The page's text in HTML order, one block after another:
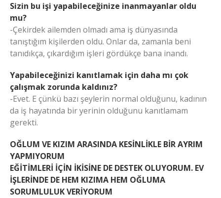
Sizin bu işi yapabileceğinize inanmayanlar oldu
mu?
-Çekirdek ailemden olmadı ama iş dünyasında
tanıştığım kişilerden oldu. Onlar da, zamanla beni
tanıdıkça, çıkardığım işleri gördükçe bana inandı.
Yapabileceğinizi kanıtlamak için daha mı çok
çalışmak zorunda kaldınız?
-Evet. E çünkü bazı şeylerin normal olduğunu, kadının
da iş hayatında bir yerinin olduğunu kanıtlamam
gerekti.
OĞLUM VE KIZIM ARASINDA KESİNLİKLE BİR AYRIM
YAPMIYORUM
EĞİTİMLERİ İÇİN İKİSİNE DE DESTEK OLUYORUM. EV
İŞLERİNDE DE HEM KIZIMA HEM OĞLUMA
SORUMLULUK VERİYORUM